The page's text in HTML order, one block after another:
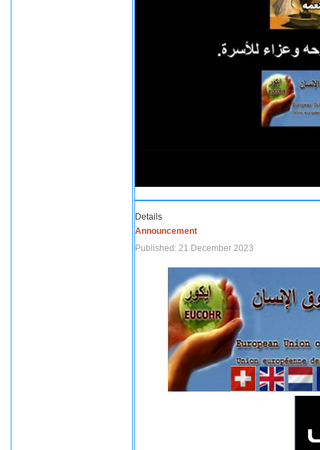
Details
Announcement
Published: 21 December 2023